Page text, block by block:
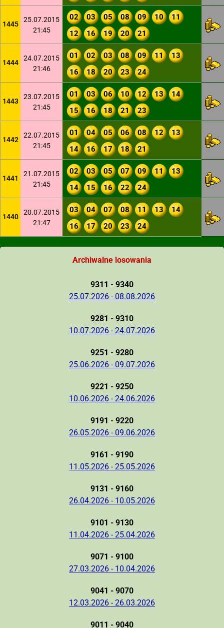
1445
25.07.2015
21:45
02 03 05 08 09 10
11
12
16 19 20 21
1444
24.07.2015
21:46
01 02 03 08 09 11
13
16
18 20 23 24
1443
23.07.2015
21:45
01 03 06 10 12 13
14
15
16 18 21 23
1442
22.07.2015
21:45
01 04 05 06 08 12
13
14
16 17 18 21
1441
21.07.2015
21:45
02 03 05 07 09 11
13
14
15 16 22 24
1440
20.07.2015
21:47
03 04 07 08 11 13
14
16
17 20 23 24
Archiwalne losowania
9311 - 9340
25.07.2026 - 08.08.2026
9281 - 9310
10.07.2026 - 24.07.2026
9251 - 9280
25.06.2026 - 09.07.2026
9221 - 9250
10.06.2026 - 24.06.2026
9191 - 9220
26.05.2026 - 09.06.2026
9161 - 9190
11.05.2026 - 25.05.2026
9131 - 9160
26.04.2026 - 10.05.2026
9101 - 9130
11.04.2026 - 25.04.2026
9071 - 9100
27.03.2026 - 10.04.2026
9041 - 9070
12.03.2026 - 26.03.2026
9011 - 9040